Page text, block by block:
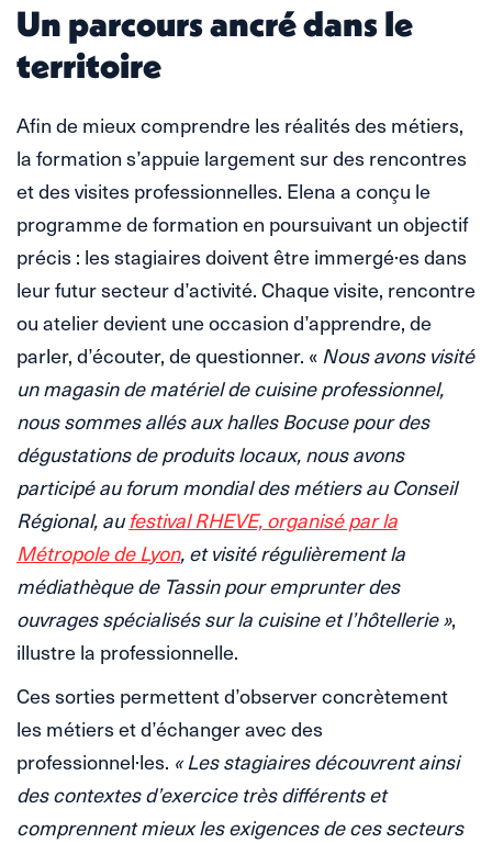
Un parcours ancré dans le
territoire
Afin de mieux comprendre les réalités des métiers,
la formation s’appuie largement sur des rencontres
et des visites professionnelles. Elena a conçu le
programme de formation en poursuivant un objectif
précis : les stagiaires doivent être immergé·es dans
leur futur secteur d’activité. Chaque visite, rencontre
ou atelier devient une occasion d’apprendre, de
parler, d’écouter, de questionner. «Nous avons visité
un magasin de matériel de cuisine professionnel,
nous sommes allés aux halles Bocuse pour des
dégustations de produits locaux, nous avons
participé au forum mondial des métiers au Conseil
Régional, aufestival RHEVE, organisé par la
Métropole de Lyon, et visité régulièrement la
médiathèque de Tassin pour emprunter des
ouvrages spécialisés sur la cuisine et l’hôtellerie »,
illustre la professionnelle.
Ces sorties permettent d’observer concrètement
les métiers et d’échanger avec des
professionnel·les. « Les stagiaires découvrent ainsi
des contextes d’exercice très différents et
comprennent mieux les exigences de ces secteurs